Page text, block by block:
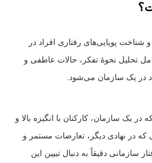
شناخت پویایی‌های رفتاری افراد در
تحلیل نحوهٔ تفکر، حالات عاطفی و
در یک سازمان می‌شود.
یک سازمان، کارکنان با انگیزه بالا و
در نهادی دیگر، تعارضات مستمر و
دقیقاً به دنبال تبیین این